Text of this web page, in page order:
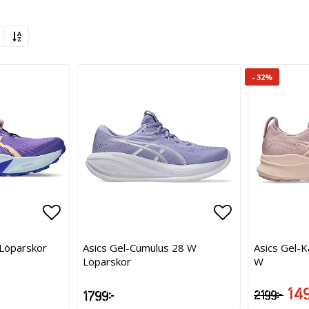
Lägg till i favoritlistan
Lägg till i favoritlistan Lägg till i
Lägg till i
Asics Gel-Cumulus 28 W
Löparskor
1 799 kr
- 32%
Asics Gel-
W
2 199 kr 1